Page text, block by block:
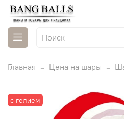
Главная Цена на шары
с гелием